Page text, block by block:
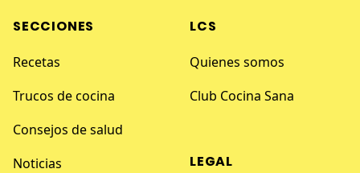
SECCIONES
Recetas
Trucos de cocina
Consejos de salud
Noticias
LCS
Quienes somos
Club Cocina Sana
LEGAL